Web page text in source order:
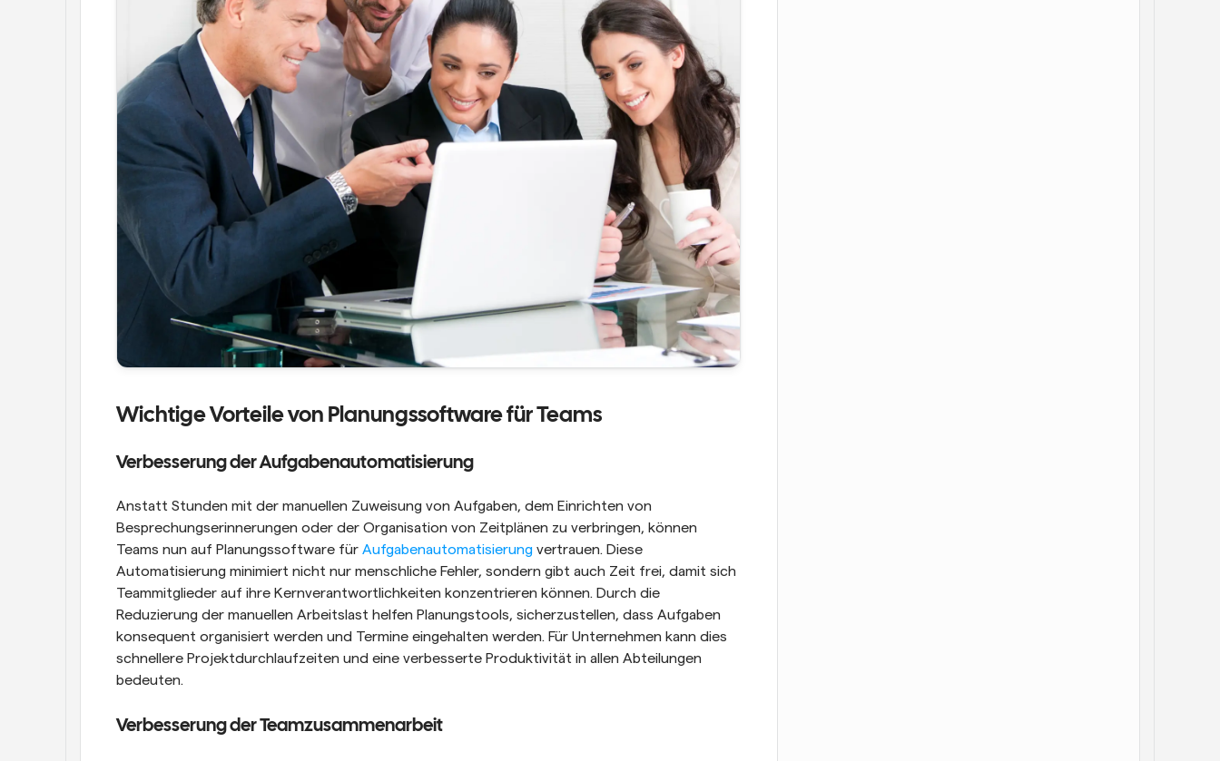
Wichtige Vorteile von Planungssoftware für Teams
Verbesserung der Aufgabenautomatisierung
Anstatt Stunden mit der manuellen Zuweisung von Aufgaben, dem Einrichten von
Besprechungserinnerungen oder der Organisation von Zeitplänen zu verbringen, können
Teams nun auf Planungssoftware für Aufgabenautomatisierung vertrauen. Diese
Automatisierung minimiert nicht nur menschliche Fehler, sondern gibt auch Zeit frei, damit sich
Teammitglieder auf ihre Kernverantwortlichkeiten konzentrieren können. Durch die
Reduzierung der manuellen Arbeitslast helfen Planungstools, sicherzustellen, dass Aufgaben
konsequent organisiert werden und Termine eingehalten werden. Für Unternehmen kann dies
schnellere Projektdurchlaufzeiten und eine verbesserte Produktivität in allen Abteilungen
bedeuten.
Verbesserung der Teamzusammenarbeit